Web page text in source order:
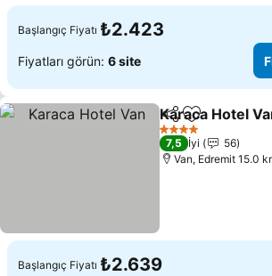
Başlangıç Fiyatı ₺2.423
Fiyatları görün: 6 site
PaylaşFavorilerime
Karaca Hotel
4 Yıldız
7,5 İyi
56
Van, Edremit 15.0
Başlangıç Fiyatı ₺2.639